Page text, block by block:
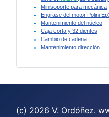
Minisoporte para mecánica
Engrase del motor Polini
Mantenimiento del núcleo
Caja corta y 32 dientes
Cambio de cadena
Mantenimiento dirección
(c) 2026 V. Ordóñez.